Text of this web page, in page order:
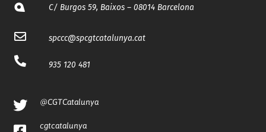
C/ Burgos 59, Baixos – 08014 Barcelona
spccc@spcgtcatalunya.cat
935 120 481
@CGTCatalunya
cgtcatalunya